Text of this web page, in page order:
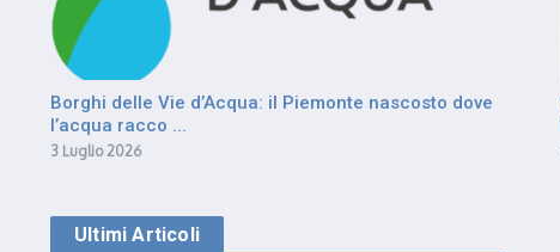
Borghi delle Vie d’Acqua: il Piemonte nascosto dove
l’acqua racco ...
3 Luglio 2026
Ultimi Articoli